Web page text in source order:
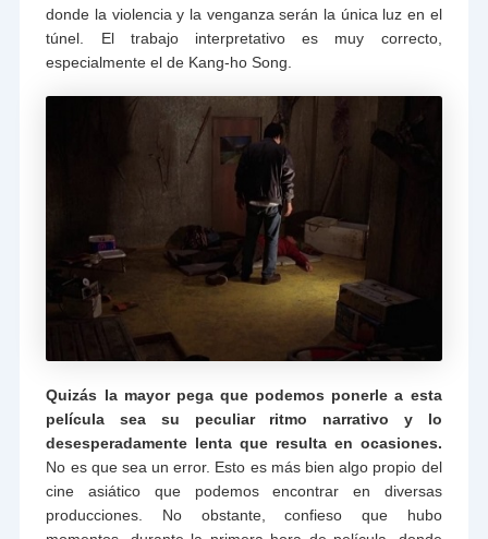
donde la violencia y la venganza serán la única luz en el
túnel. El trabajo interpretativo es muy correcto,
especialmente el de Kang-ho Song.
Quizás la mayor pega que podemos ponerle a esta
película sea su peculiar ritmo narrativo y lo
desesperadamente lenta que resulta en ocasiones.
No es que sea un error. Esto es más bien algo propio del
cine asiático que podemos encontrar en diversas
producciones. No obstante, confieso que hubo